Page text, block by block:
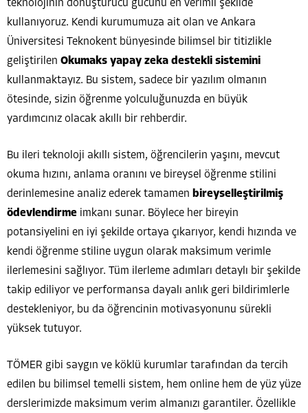
teknolojinin dönüştürücü gücünü en verimli şekilde
kullanıyoruz. Kendi kurumumuza ait olan ve Ankara
Üniversitesi Teknokent bünyesinde bilimsel bir titizlikle
geliştirilen Okumaks yapay zeka destekli sistemini
kullanmaktayız. Bu sistem, sadece bir yazılım olmanın
ötesinde, sizin öğrenme yolculuğunuzda en büyük
yardımcınız olacak akıllı bir rehberdir.
Bu ileri teknoloji akıllı sistem, öğrencilerin yaşını, mevcut
okuma hızını, anlama oranını ve bireysel öğrenme stilini
derinlemesine analiz ederek tamamen bireyselleştirilmiş
ödevlendirme imkanı sunar. Böylece her bireyin
potansiyelini en iyi şekilde ortaya çıkarıyor, kendi hızında ve
kendi öğrenme stiline uygun olarak maksimum verimle
ilerlemesini sağlıyor. Tüm ilerleme adımları detaylı bir şekilde
takip ediliyor ve performansa dayalı anlık geri bildirimlerle
destekleniyor, bu da öğrencinin motivasyonunu sürekli
yüksek tutuyor.
TÖMER gibi saygın ve köklü kurumlar tarafından da tercih
edilen bu bilimsel temelli sistem, hem online hem de yüz yüze
derslerimizde maksimum verim almanızı garantiler. Özellikle